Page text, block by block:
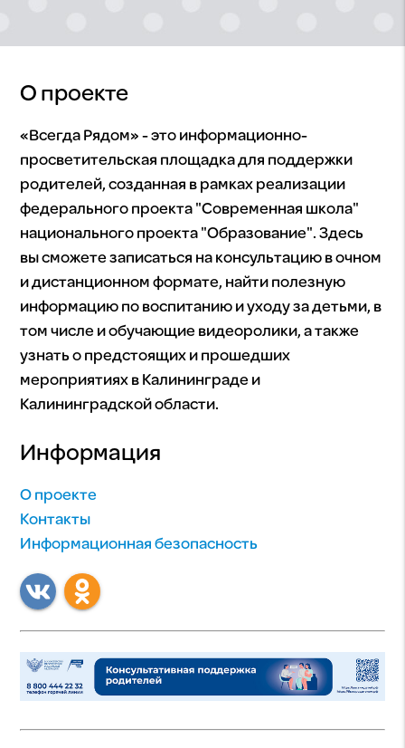
О проекте
«Всегда Рядом» - это информационно-
просветительская площадка для поддержки
родителей, созданная в рамках реализации
федерального проекта "Современная школа"
национального проекта "Образование". Здесь
вы сможете записаться на консультацию в очном
и дистанционном формате, найти полезную
информацию по воспитанию и уходу за детьми, в
том числе и обучающие видеоролики, а также
узнать о предстоящих и прошедших
мероприятиях в Калининграде и
Калининградской области.
Информация
О проекте
Контакты
Информационная безопасность